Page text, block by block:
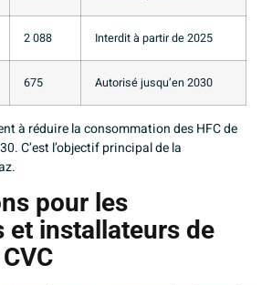
2 088 Interdit à partir de 2025
675 Autorisé jusqu’en 2030
à réduire la consommation des HFC de
C’est l’objectif principal de la
pour les
et installateurs de